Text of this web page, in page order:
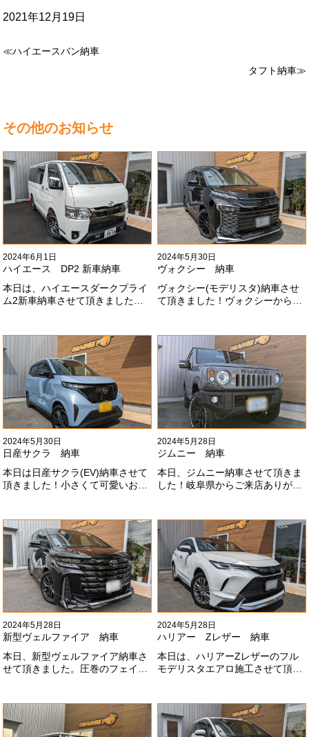
2021年12月19日
≪ハイエースバン納車
タフト納車≫
その他のお知らせ
2024年6月1日
ハイエース DP2 新車納車
本日は、ハイエースダークプライ
ム2新車納車させて頂きました！
ました#x1f60a;
2024年5月30日
ヴォクシー 納車
ヴォクシー(モデリスタ)納車させ
て頂きました！ヴォクシーからヴ
利用頂きありがとうございます
#x1f60a;
2024年5月30日
日産サクラ 納車
本日は日産サクラ(EV)納車させて
頂きました！小さくて可愛いお車
#x1f60a;#x1f60a;M様ありがとう
ございました#x1f60a;
2024年5月28日
ジムニー 納車
本日、ジムニー納車させて頂きま
した！岐阜県からご来店ありがと
ープンカントリー、ホイールと、
可愛い仕様になりました！これか
らもよろしくお願いします
#x1f647;#x200d;#x2640;#xfe0f;
2024年5月28日
新型ヴェルファイア 納車
本日、新型ヴェルファイア納車さ
せて頂きました。圧巻のフェイス
なりました！いつも本当にありが
とうございます#x1f60a;
2024年5月28日
ハリアー Zレザー 納車
本日は、ハリアーZレザーのフル
モデリスタエアロ施工させて頂き
全然、思い通りエアロが入ってき
ませんね。。今後とも宜しくお願
いします！